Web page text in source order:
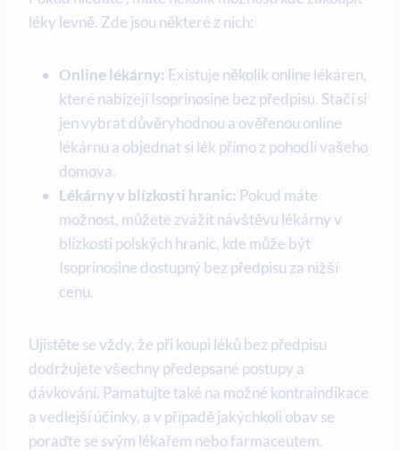
léky levně. Zde jsou některé z nich:
Online lékárny: Existuje několik online lékáren,
které nabízejí Isoprinosine bez předpisu. Stačí si
jen vybrat důvěryhodnou a ověřenou online
lékárnu a objednat si lék přímo z pohodlí vašeho
domova.
Lékárny v blízkosti hranic: Pokud máte
možnost, můžete zvážit návštěvu lékárny v
blízkosti polských hranic, kde může být
Isoprinosine dostupný bez předpisu za nižší
cenu.
Ujistěte se vždy, že při koupi léků bez předpisu
dodržujete všechny předepsané postupy a
dávkování. Pamatujte také na možné kontraindikace
a vedlejší účinky, a v případě jakýchkoli obav se
poraďte se svým lékařem nebo farmaceutem.